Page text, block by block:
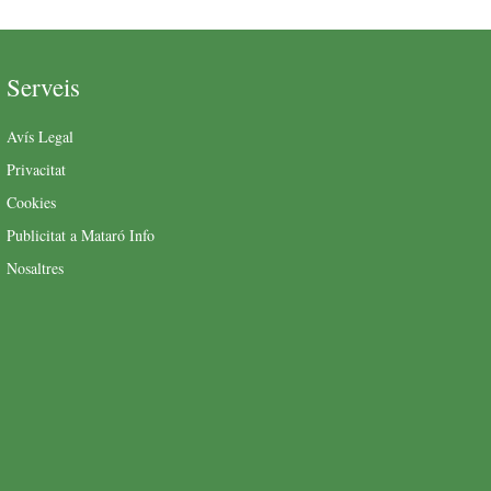
Serveis
Avís Legal
Privacitat
Cookies
Publicitat a Mataró Info
Nosaltres